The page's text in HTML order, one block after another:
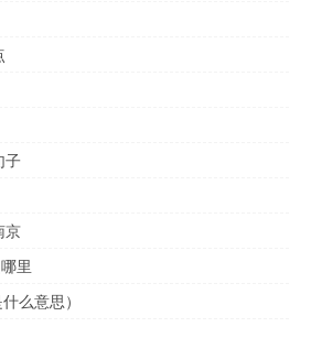
子
京
里
么意思）